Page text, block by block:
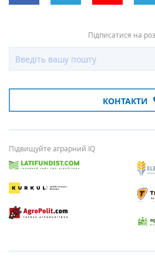
Підписатися на
КОНТАКТИ
Підвищуйте аграрний IQ